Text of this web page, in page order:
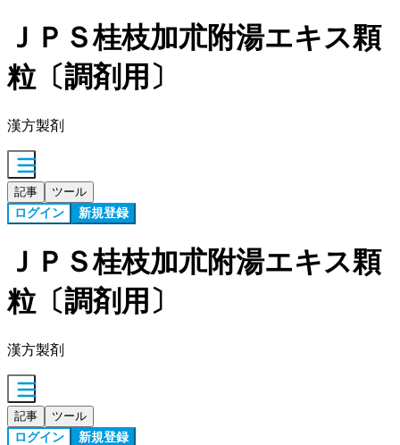
ＪＰＳ桂枝加朮附湯エキス顆
粒〔調剤用〕
漢方製剤
記事 ツール
ログイン 新規登録
ＪＰＳ桂枝加朮附湯エキス顆
粒〔調剤用〕
漢方製剤
記事 ツール
ログイン 新規登録